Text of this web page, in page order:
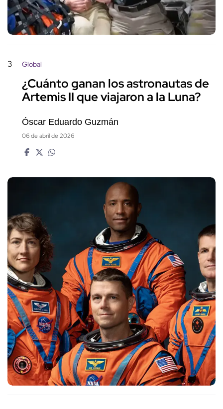
3 Global
¿Cuánto ganan los astronautas de
Artemis II que viajaron a la Luna?
Óscar Eduardo Guzmán
06 de abril de 2026